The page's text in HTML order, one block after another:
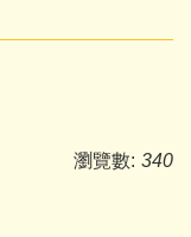
瀏覽數: 340